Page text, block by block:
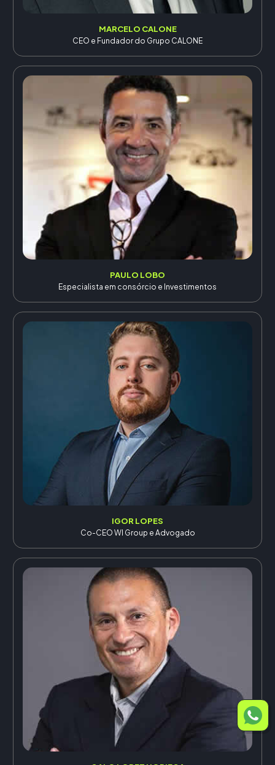
MARCELO CALONE
CEO e Fundador do Grupo CALONE
PAULO LOBO
Especialista em consórcio e Investimentos
IGOR LOPES
Co-CEO WI Group e Advogado